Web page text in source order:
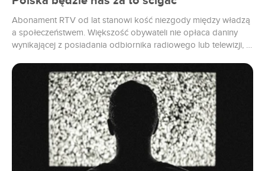
Abonament RTV od lat stanowi kość niezgody między władzą
a społeczeństwem. Większość obywateli nie opłaca daniny
wynikającej z posiadania odbiornika radiowego lub telewizji, a
koniec 2020 roku Polacy byli winni KRRiT ponad miliard
złotych z tego tytułu.